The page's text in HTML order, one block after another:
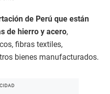
de Perú que están
de hierro y acero,
fibras textiles,
bienes manufacturados.